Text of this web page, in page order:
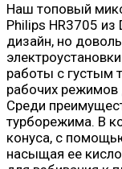
Наш топовый
Philips HR3705
дизайн, но
работы с густым
рабочих режимов
Среди
турборежима. В
конуса, с
насыщая ее